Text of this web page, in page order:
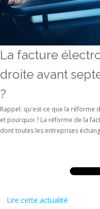
La facture
droite avant
?
Rappel: qu'est-ce que la réforme
et pourquoi ? La réforme de la
dont toutes les entreprises
Lire cette actualité